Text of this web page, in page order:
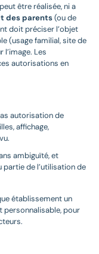
être réalisée, ni a
des parents(ou de
doit préciser l’objet
(usage familial, site de
l’image. Les
autorisations en
autorisation de
affichage,
ambiguïté, et
de l’utilisation de
établissement un
personnalisable, pour